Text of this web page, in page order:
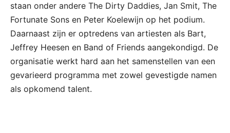
staan onder andere The Dirty Daddies, Jan Smit, The
Fortunate Sons en Peter Koelewijn op het podium.
Daarnaast zijn er optredens van artiesten als Bart,
Jeffrey Heesen en Band of Friends aangekondigd. De
organisatie werkt hard aan het samenstellen van een
gevarieerd programma met zowel gevestigde namen
als opkomend talent.